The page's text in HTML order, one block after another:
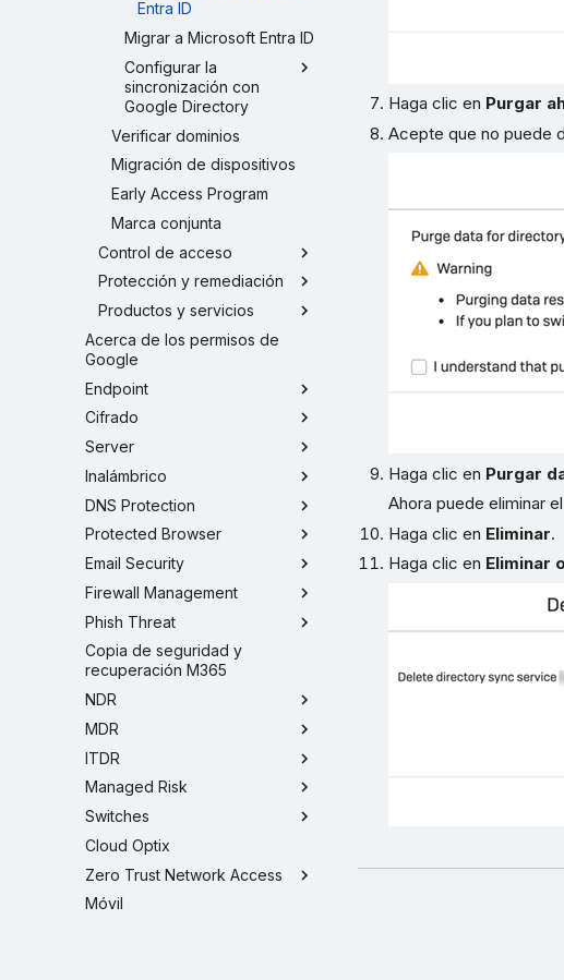
Entra ID
Migrar a Microsoft Entra ID
Configurar la
sincronización con
Google Directory
Verificar dominios
Migración de dispositivos
Early Access Program
Marca conjunta
Control de acceso
Protección y remediación
Productos y servicios
Acerca de los permisos de
Google
Endpoint
Cifrado
Server
Inalámbrico
DNS Protection
Protected Browser
Email Security
Firewall Management
Phish Threat
Copia de seguridad y
recuperación M365
NDR
MDR
ITDR
Managed Risk
Switches
Cloud Optix
Zero Trust Network Access
Móvil
Haga clic en Purgar
Acepte que no puede
Haga clic en Purgar
Ahora puede eliminar
Haga clic en Eliminar.
Haga clic en Eliminar